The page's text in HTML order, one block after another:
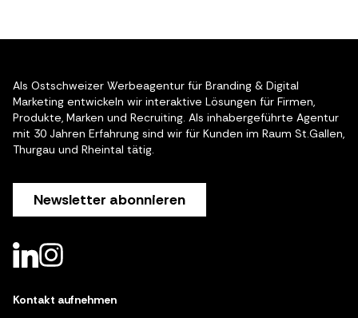
Als Ostschweizer Werbeagentur für Branding & Digital
Marketing entwickeln wir interaktive Lösungen für Firmen,
Produkte, Marken und Recruiting. Als inhabergeführte Agentur
mit 30 Jahren Erfahrung sind wir für Kunden im Raum St.Gallen,
Thurgau und Rheintal tätig.
Newsletter abonnieren
Kontakt aufnehmen